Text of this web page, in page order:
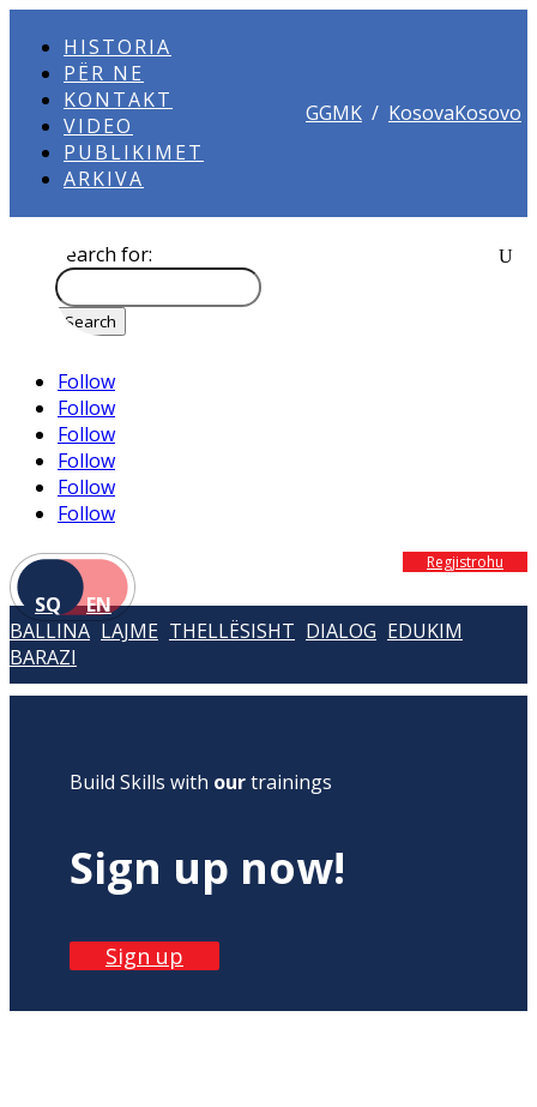
HISTORIA
PËR NE
KONTAKT
VIDEO
PUBLIKIMET
ARKIVA
GGMK / KosovaKosovo
Search for:
Follow
Follow
Follow
Follow
Follow
Follow
SQ EN
Regjistrohu
BALLINA LAJME THELLËSISHT DIALOG EDUKIM
BARAZI
Build Skills with ourtrainings
Sign up now!
Sign up